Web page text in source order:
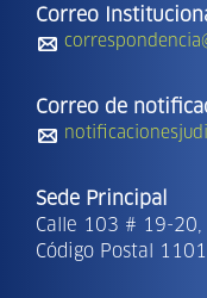
Correo
Correo de
Sede Principal
Calle 103 # 19-20,
Código Postal